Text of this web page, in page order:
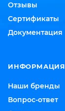
Отзывы
Сертификаты
Документация
ИНФОРМАЦИЯ
Наши бренды
Вопрос-ответ